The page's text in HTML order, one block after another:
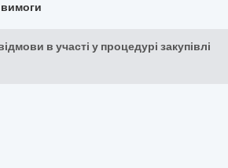
вимоги
в участі у процедурі закупівлі